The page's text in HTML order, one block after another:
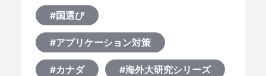
#国選び
#アプリケーション対策
#カナダ #海外大研究シリーズ